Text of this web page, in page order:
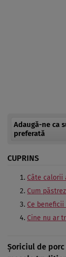
Adaugă-ne ca
preferată
CUPRINS
Câte calorii
Cum
Ce
Cine nu ar
Șoriciul de